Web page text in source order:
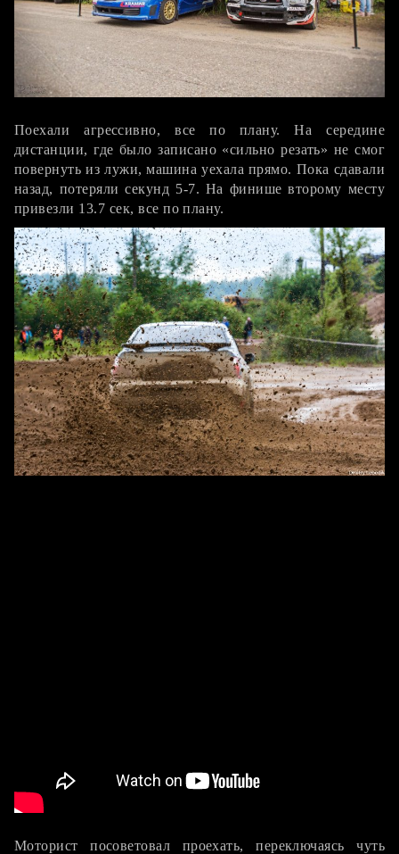
Поехали агрессивно, все по плану. На середине
дистанции, где было записано «сильно резать» не смог
повернуть из лужи, машина уехала прямо. Пока сдавали
назад, потеряли секунд 5-7. На финише второму месту
привезли 13.7 сек, все по плану.
Моторист посоветовал проехать, переключаясь чуть